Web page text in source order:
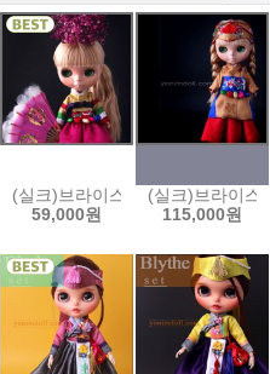
bls1gr-rb
복- 초록색동저고리 set/ bls5g-rp
(실크)브라이스 한복-노랑색동 저
59,000원
(실크)브라이스
115,000원